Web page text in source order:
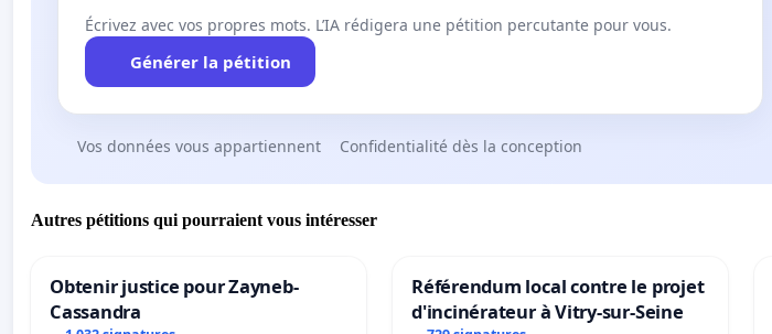
Écrivez avec vos propres mots. L’IA rédigera une pétition percutante pour vous.
Générer la pétition
Vos données vous appartiennent Confidentialité dès la conception
Autres pétitions qui pourraient vous intéresser
Obtenir justice pour Zayneb-
Cassandra
Référendum local contre le projet
d'incinérateur à Vitry-sur-Seine